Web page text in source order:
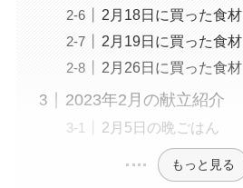
2月18日に買った食材
2月19日に買った食材
2月26日に買った食材
2023年2月の献立紹介
2月5日の晩ごはん
もっと見る